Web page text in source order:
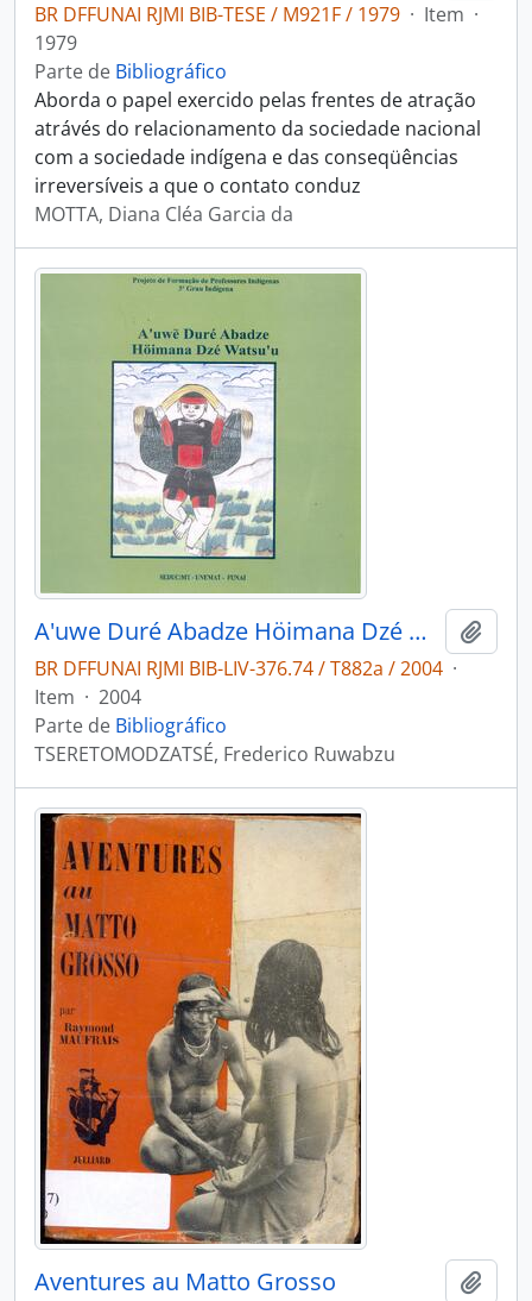
BR DFFUNAI RJMI BIB-TESE / M921F / 1979 · Item ·
1979
Parte de Bibliográfico
Aborda o papel exercido pelas frentes de atração
atrávés do relacionamento da sociedade nacional
com a sociedade indígena e das conseqüências
irreversíveis a que o contato conduz
MOTTA, Diana Cléa Garcia da
A'uwe Duré Abadze Höimana Dzé Watsu'u
BR DFFUNAI RJMI BIB-LIV-376.74 / T882a / 2004 ·
Item · 2004
Parte de Bibliográfico
TSERETOMODZATSÉ, Frederico Ruwabzu
Aventures au Matto Grosso